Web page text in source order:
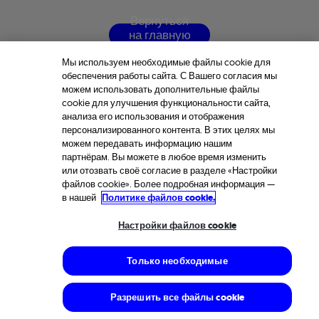
Вернуться
на главную
Мы используем необходимые файлы cookie для
обеспечения работы сайта. С Вашего согласия мы
можем использовать дополнительные файлы
cookie для улучшения функциональности сайта,
анализа его использования и отображения
персонализированного контента. В этих целях мы
можем передавать информацию нашим
партнёрам. Вы можете в любое время изменить
или отозвать своё согласие в разделе «Настройки
файлов cookie». Более подробная информация —
в нашей Политике файлов cookie.
Настройки файлов cookie
Только необходимые
Разрешить все файлы cookie